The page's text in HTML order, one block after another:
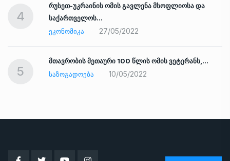
4
რუსეთ-უკრაინის ომის გავლენა მსოფლიოსა და
საქართველოს…
ᲔᲙᲝᲜᲝᲛᲘᲙᲐ
27/05/2022
5
მთავრობის მეთაური 100 წლის ომის ვეტერანს,…
ᲡᲐᲖᲝᲒᲐᲓᲝᲔᲑᲐ
10/05/2022